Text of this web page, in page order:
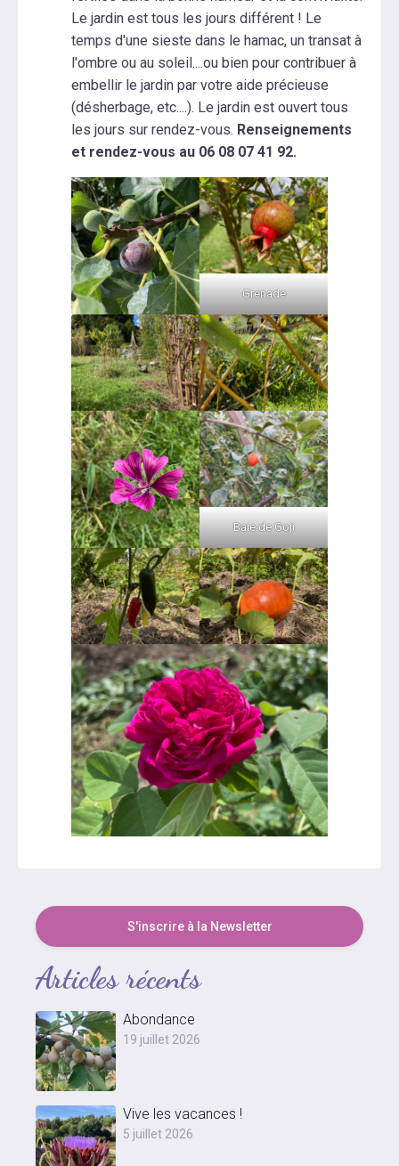
Le jardin est tous les jours différent ! Le
temps d'une sieste dans le hamac, un transat à
l'ombre ou au soleil....ou bien pour contribuer à
embellir le jardin par votre aide précieuse
(désherbage, etc....). Le jardin est ouvert tous
les jours sur rendez-vous. Renseignements
et rendez-vous au 06 08 07 41 92.
Grenade
Baie de Goji
S'inscrire à la Newsletter
Articles récents
Abondance
19 juillet 2026
Vive les vacances !
5 juillet 2026